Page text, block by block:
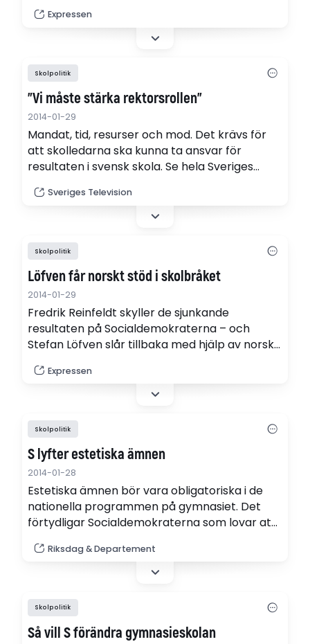
Expressen
Skolpolitik
"Vi måste stärka rektorsrollen"
2014-01-29
Mandat, tid, resurser och mod. Det krävs för
att skolledarna ska kunna ta ansvar för
resultaten i svensk skola. Se hela Sveriges
SVT Forum här (webb-tv).
Sveriges Television
Skolpolitik
Löfven får norskt stöd i skolbråket
2014-01-29
Fredrik Reinfeldt skyller de sjunkande
resultaten på Socialdemokraterna – och
Stefan Löfven slår tillbaka med hjälp av norskt
Stoltenberg i det svenska skolbråket.
Expressen
Skolpolitik
S lyfter estetiska ämnen
2014-01-28
Estetiska ämnen bör vara obligatoriska i de
nationella programmen på gymnasiet. Det
förtydligar Socialdemokraterna som lovar att
Riksdag & Departement
Skolpolitik
Så vill S förändra gymnasieskolan